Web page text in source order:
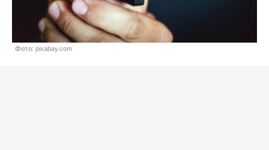
Фото: pixabay.com